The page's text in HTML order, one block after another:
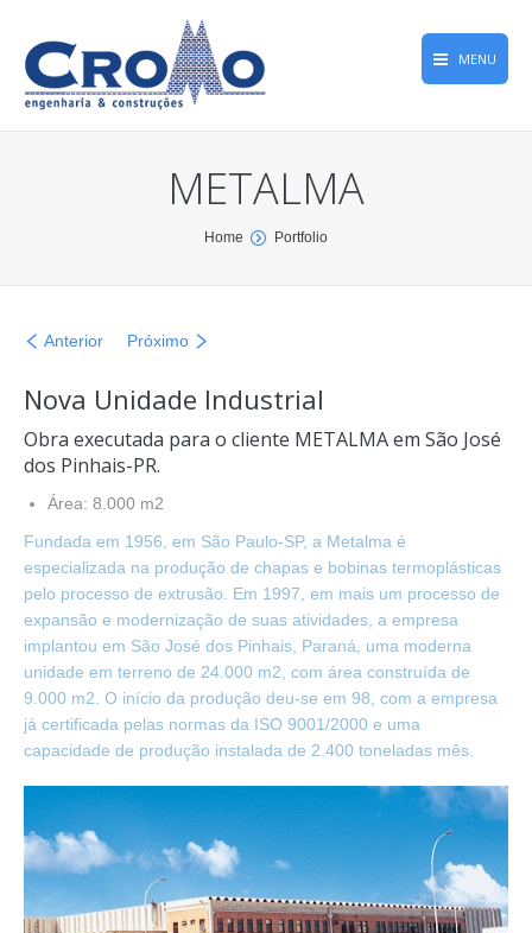
MENU
Obras
Empresa
Qualidade
Contato
METALMA
Home Portfolio
Anterior Próximo
Nova Unidade Industrial
Obra executada para o cliente METALMA em São José
dos Pinhais-PR.
Área: 8.000 m2
Fundada em 1956, em São Paulo-SP, a Metalma é
especializada na produção de chapas e bobinas termoplásticas
pelo processo de extrusão. Em 1997, em mais um processo de
expansão e modernização de suas atividades, a empresa
implantou em São José dos Pinhais, Paraná, uma moderna
unidade em terreno de 24.000 m2, com área construída de
9.000 m2. O início da produção deu-se em 98, com a empresa
já certificada pelas normas da ISO 9001/2000 e uma
capacidade de produção instalada de 2.400 toneladas mês.